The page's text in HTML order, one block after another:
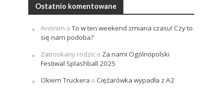
Ostatnio komentowane
Anonim oTo w ten weekend zmiana czasu! Czy to
się nam podoba?
Zatroskany rodzico Za nami Ogólnopolski
Festiwal Splashball 2025
Okiem Truckera o Ciężarówka wypadła z A2